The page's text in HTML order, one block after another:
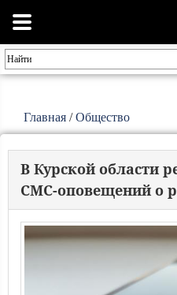
Главная /Общество
В Курской области
СМС-оповещений о